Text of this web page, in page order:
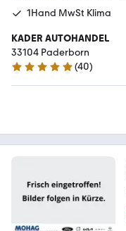
1Hand MwSt Klima
KADER AUTOHANDEL
33104 Paderborn
4.9 Sterne
(40)